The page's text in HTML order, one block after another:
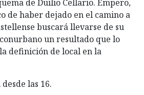
de Duilio Cellario. Empero,
de haber dejado en el camino a
buscará llevarse de su
un resultado que lo
definición de local en la
las 16.